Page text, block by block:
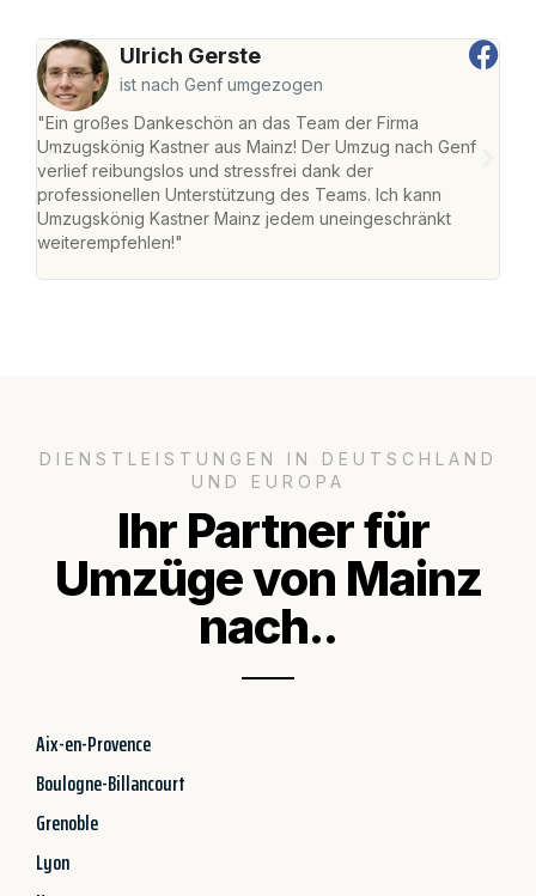
Ulrich Gerste
ist nach Genf umgezogen
"Ein großes Dankeschön an das Team der Firma
Umzugskönig Kastner aus Mainz! Der Umzug nach Genf
verlief reibungslos und stressfrei dank der
professionellen Unterstützung des Teams. Ich kann
Umzugskönig Kastner Mainz jedem uneingeschränkt
weiterempfehlen!"
DIENSTLEISTUNGEN IN DEUTSCHLAND
UND EUROPA
Ihr Partner für
Umzüge von Mainz
nach..
Aix-en-Provence
Boulogne-Billancourt
Grenoble
Lyon